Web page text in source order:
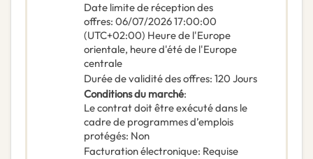
Date limite de réception des
offres: 06/07/202617:00:00
(UTC+02:00) Heure de l'Europe
orientale, heure d'été de l'Europe
centrale
Durée de validité des offres: 120 Jours
Conditions du marché:
Le contrat doit être exécuté dans le
cadre de programmes d’emplois
protégés: Non
Facturation électronique: Requise